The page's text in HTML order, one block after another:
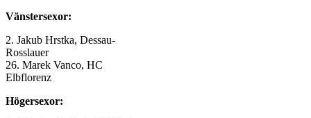
Vänstersexor:
2. Jakub Hrstka, Dessau-
Rosslauer
26. Marek Vanco, HC
Elbflorenz
Högersexor: